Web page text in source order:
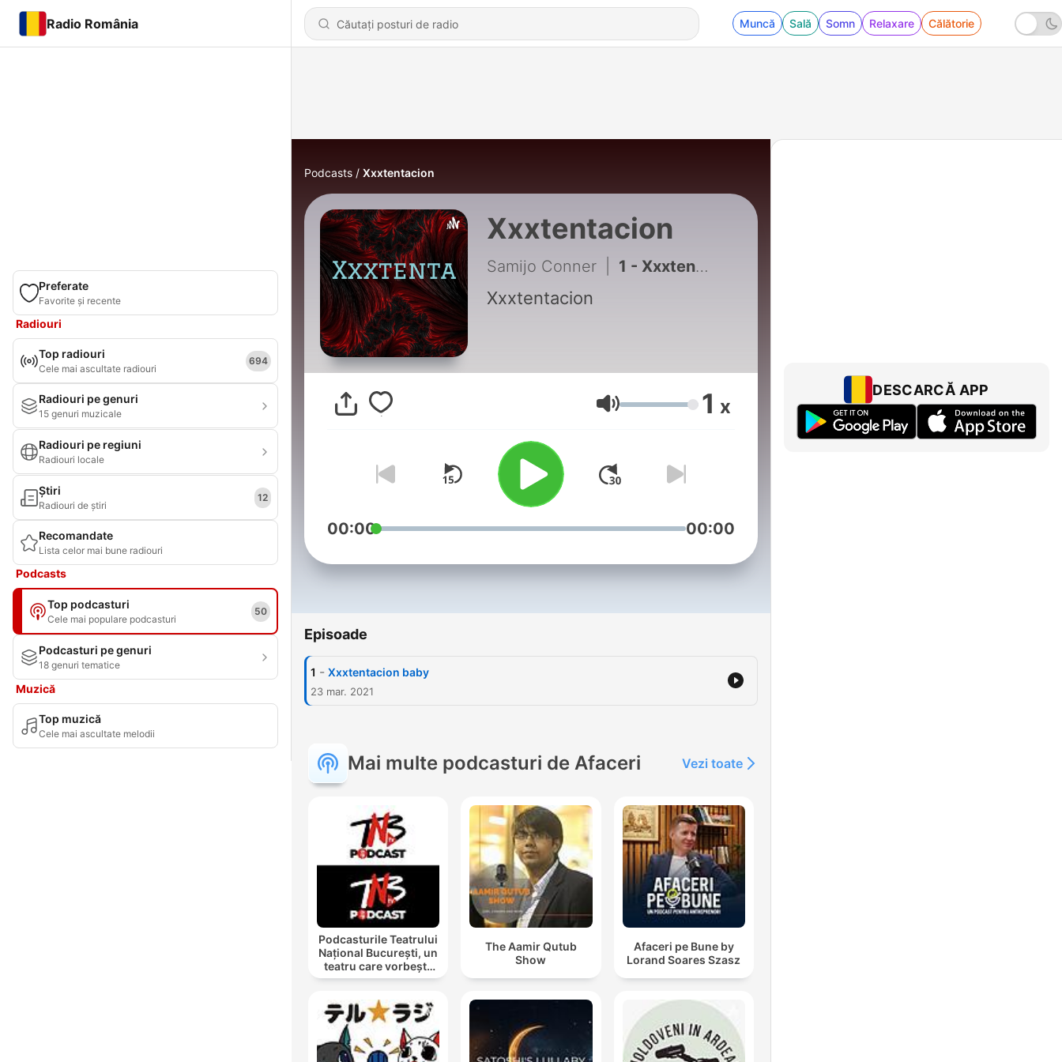
Radio România Muncă Sală Somn Relaxare Călătorie
Preferate
Favorite și recente
Radiouri
Top radiouri
Cele mai ascultate radiouri
694
Radiouri pe genuri
15 genuri muzicale
Radiouri pe regiuni
Radiouri locale
Știri
Radiouri de știri
12
Recomandate
Lista celor mai bune radiouri
Podcasts
Top podcasturi
Cele mai populare podcasturi
50
Podcasturi pe genuri
18 genuri tematice
Muzică
Top muzică
Cele mai ascultate melodii
Podcasts Xxxtentacion
Xxxtentacion
Samijo Conner 1 - Xxxtentacion baby
Xxxtentacion
Volum 1 x
00:00 00:00
Episoade
1 - Xxxtentacion baby
23 mar. 2021
Mai multe podcasturi de Afaceri Vezi toate
Podcasturile Teatrului
Național București, un
teatru care vorbește
cu tine
The Aamir Qutub
Show
Afaceri pe Bune by
Lorand Soares Szasz
DESCARCĂ APP